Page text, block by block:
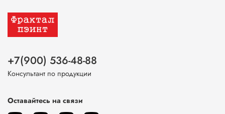
+7(900) 536-48-88
Консультант по продукции
Оставайтесь на связи